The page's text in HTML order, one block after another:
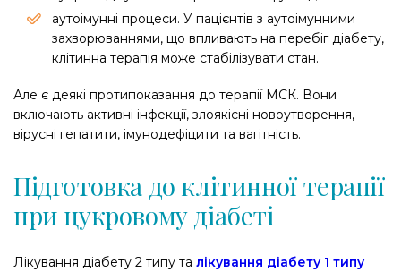
аутоімунні процеси. У пацієнтів з аутоімунними
захворюваннями, що впливають на перебіг діабету,
клітинна терапія може стабілізувати стан.
Але є деякі протипоказання до терапії МСК. Вони
включають активні інфекції, злоякісні новоутворення,
вірусні гепатити, імунодефіцити та вагітність.
Підготовка до клітинної терапії
при цукровому діабеті
Лікування діабету 2 типу та лікування діабету 1 типу